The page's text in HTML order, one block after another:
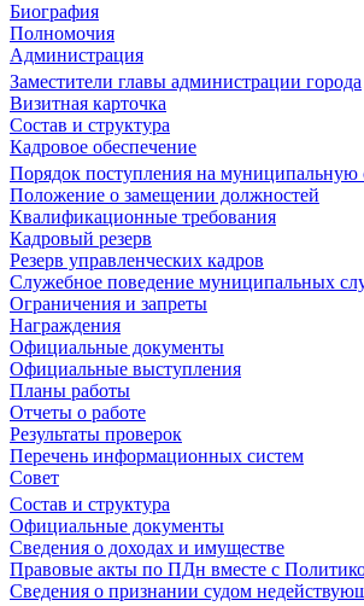
Биография
Полномочия
Администрация
Заместители главы администрации города
Визитная карточка
Состав и структура
Кадровое обеспечение
Порядок поступления на муниципальную
Положение о замещении должностей
Квалификационные требования
Кадровый резерв
Резерв управленческих кадров
Служебное поведение муниципальных
Ограничения и запреты
Награждения
Официальные документы
Официальные выступления
Планы работы
Отчеты о работе
Результаты проверок
Перечень информационных систем
Совет
Состав и структура
Официальные документы
Сведения о доходах и имуществе
Правовые акты по ПДн вместе с
Сведения о признании судом